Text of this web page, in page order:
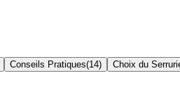
Conseils Pratiques(14) Choix du